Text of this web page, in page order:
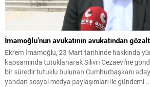
İmamoğlu’nun avukatının avukatından
Ekrem İmamoğlu, 23 Mart tarihinde hakkında
kapsamında tutuklanarak Silivri Cezaevi'ne
bir süredir tutuklu bulunan Cumhurbaşkanı
yandan sosyal medya paylaşımları ile gündemi